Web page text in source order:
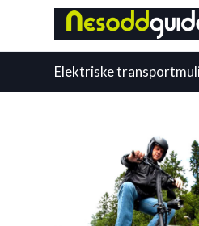
Elektriske